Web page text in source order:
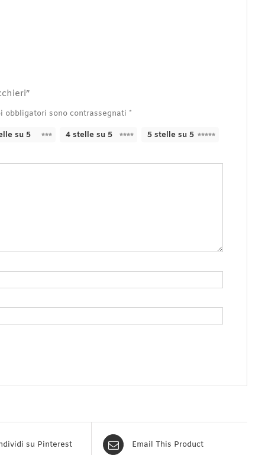
obbligatori sono contrassegnati *
su 5 4 stelle su 5 5 stelle su 5
su Pinterest Email This Product